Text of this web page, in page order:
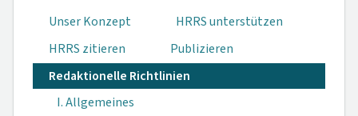
Unser Konzept
HRRS unterstützen
HRRS zitieren
Publizieren
Redaktionelle Richtlinien
I. Allgemeines